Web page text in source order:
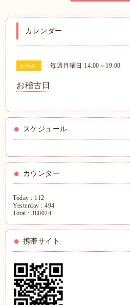
カレンダー
お休み 毎週月曜日 14:00～19:00
お稽古日
スケジュール
カウンター
Today : 112
Yesterday :494
Total :380024
携帯サイト